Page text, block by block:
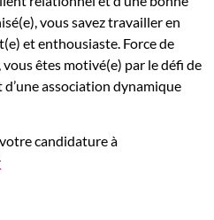
vous savez travailler en
et enthousiaste. Force de
êtes motivé(e) par le défi de
association dynamique
candidature à